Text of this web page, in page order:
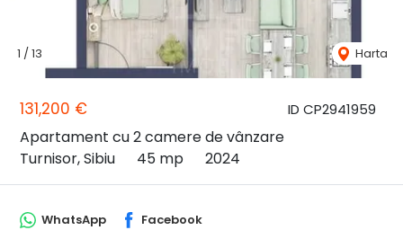
ID CP2941959
131,200 €
Apartament cu 2 camere de vânzare
Turnisor, Sibiu
45 mp 2024
1 /13 Harta
WhatsApp Facebook